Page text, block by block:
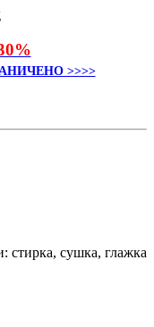
>>>>
стирка, сушка, глажка